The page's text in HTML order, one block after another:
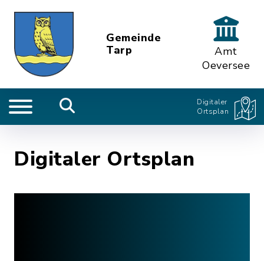
Gemeinde
Tarp
Amt
Oeversee
Digitaler
Ortsplan
Digitaler Ortsplan